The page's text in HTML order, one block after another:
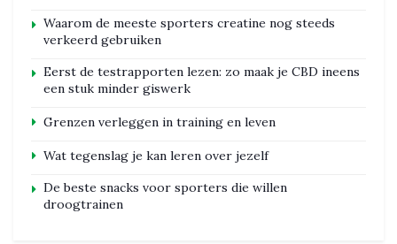
Waarom de meeste sporters creatine nog steeds
verkeerd gebruiken
Eerst de testrapporten lezen: zo maak je CBD ineens
een stuk minder giswerk
Grenzen verleggen in training en leven
Wat tegenslag je kan leren over jezelf
De beste snacks voor sporters die willen
droogtrainen